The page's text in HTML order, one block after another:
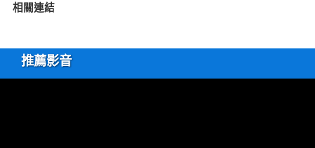
相關連結
推薦影音